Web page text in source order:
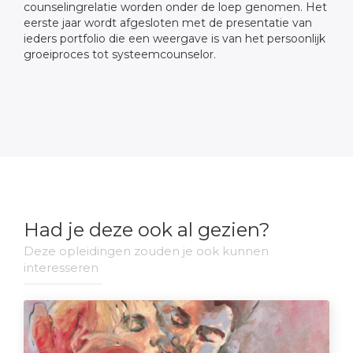
counselingrelatie worden onder de loep genomen. Het
eerste jaar wordt afgesloten met de presentatie van
ieders portfolio die een weergave is van het persoonlijk
groeiproces tot systeemcounselor.
Had je deze ook al gezien?
Deze opleidingen zouden je ook kunnen
interesseren